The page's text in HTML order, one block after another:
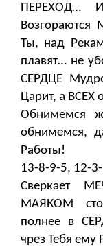
ПЕРЕХОД…
Ты, над
плавят… не
СЕРДЦЕ
Царит, а ВСЕХ
Обнимемся
обнимемся,
Работы!
13-8-9-5, 12-
Сверкает
МАЯКОМ
полнее в
чрез Тебя ему